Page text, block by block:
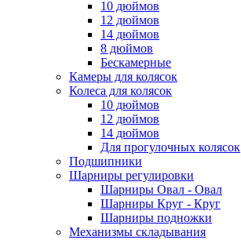
10 дюймов
12 дюймов
14 дюймов
8 дюймов
Бескамерные
Камеры для колясок
Колеса для колясок
10 дюймов
12 дюймов
14 дюймов
Для прогулочных колясок
Подшипники
Шарниры регулировки
Шарниры Овал - Овал
Шарниры Круг - Круг
Шарниры подножки
Механизмы складывания